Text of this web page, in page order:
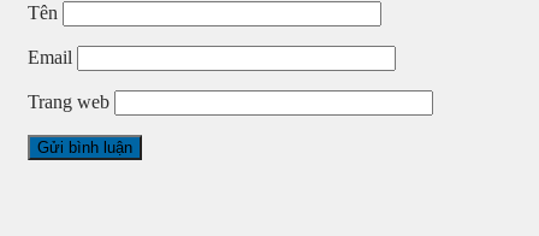
Tên
Email
Trang web